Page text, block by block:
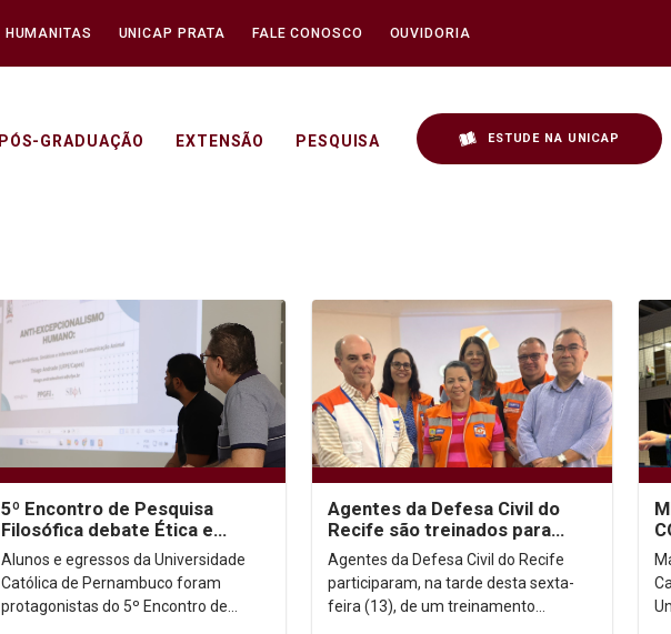
HUMANITAS UNICAP PRATA FALE CONOSCO OUVIDORIA
PÓS-GRADUAÇÃO EXTENSÃO PESQUISA ESTUDE NA UNICAP
5º Encontro de Pesquisa
Filosófica debate Ética e
Linguagem na Unicap
Alunos e egressos da Universidade
Católica de Pernambuco foram
protagonistas do 5º Encontro de
Agentes da Defesa Civil do
Recife são treinados para
teste de nova ferramenta de
alerta de desastres
Agentes da Defesa Civil do Recife
participaram, na tarde desta sexta-
feira (13), de um treinamento